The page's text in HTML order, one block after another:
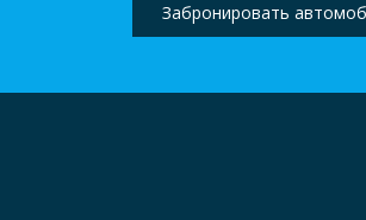
Забронировать